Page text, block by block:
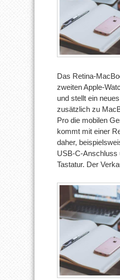
Das Retina-
zweiten Apple-
und stellt ein
zusätzlich zu
Pro die mobilen
kommt mit einer
daher,
USB-C-Anschluss
Tastatur. Der